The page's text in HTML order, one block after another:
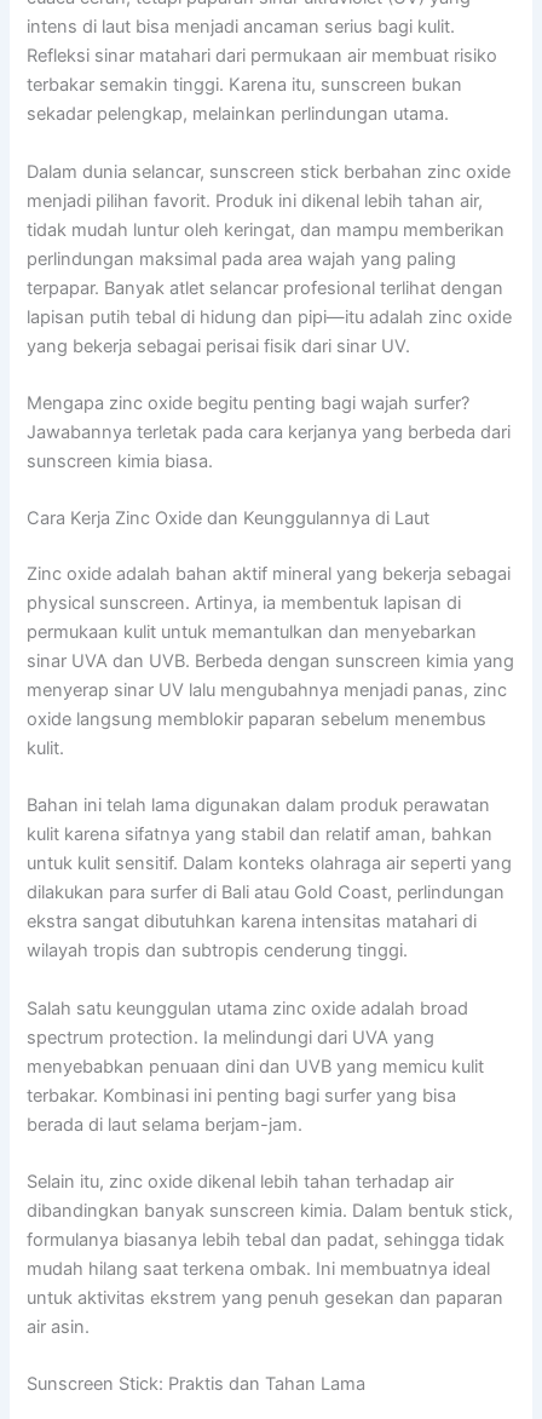
intens di laut bisa menjadi ancaman serius bagi kulit.
Refleksi sinar matahari dari permukaan air membuat risiko
terbakar semakin tinggi. Karena itu, sunscreen bukan
sekadar pelengkap, melainkan perlindungan utama.
Dalam dunia selancar, sunscreen stick berbahan zinc oxide
menjadi pilihan favorit. Produk ini dikenal lebih tahan air,
tidak mudah luntur oleh keringat, dan mampu memberikan
perlindungan maksimal pada area wajah yang paling
terpapar. Banyak atlet selancar profesional terlihat dengan
lapisan putih tebal di hidung dan pipi—itu adalah zinc oxide
yang bekerja sebagai perisai fisik dari sinar UV.
Mengapa zinc oxide begitu penting bagi wajah surfer?
Jawabannya terletak pada cara kerjanya yang berbeda dari
sunscreen kimia biasa.
Cara Kerja Zinc Oxide dan Keunggulannya di Laut
Zinc oxide adalah bahan aktif mineral yang bekerja sebagai
physical sunscreen. Artinya, ia membentuk lapisan di
permukaan kulit untuk memantulkan dan menyebarkan
sinar UVA dan UVB. Berbeda dengan sunscreen kimia yang
menyerap sinar UV lalu mengubahnya menjadi panas, zinc
oxide langsung memblokir paparan sebelum menembus
kulit.
Bahan ini telah lama digunakan dalam produk perawatan
kulit karena sifatnya yang stabil dan relatif aman, bahkan
untuk kulit sensitif. Dalam konteks olahraga air seperti yang
dilakukan para surfer di Bali atau Gold Coast, perlindungan
ekstra sangat dibutuhkan karena intensitas matahari di
wilayah tropis dan subtropis cenderung tinggi.
Salah satu keunggulan utama zinc oxide adalah broad
spectrum protection. Ia melindungi dari UVA yang
menyebabkan penuaan dini dan UVB yang memicu kulit
terbakar. Kombinasi ini penting bagi surfer yang bisa
berada di laut selama berjam-jam.
Selain itu, zinc oxide dikenal lebih tahan terhadap air
dibandingkan banyak sunscreen kimia. Dalam bentuk stick,
formulanya biasanya lebih tebal dan padat, sehingga tidak
mudah hilang saat terkena ombak. Ini membuatnya ideal
untuk aktivitas ekstrem yang penuh gesekan dan paparan
air asin.
Sunscreen Stick: Praktis dan Tahan Lama